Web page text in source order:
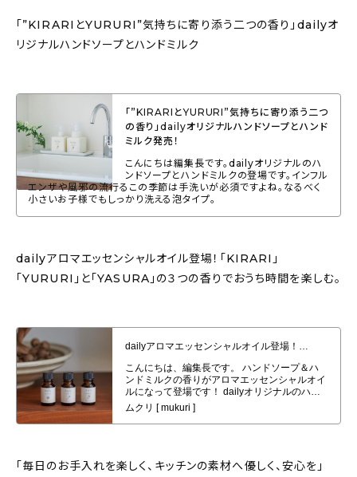
「”KIRARIとYURURI”気持ちに寄り添う二つの香り」dailyオ
リジナルハンドソープとハンドミルク
「”KIRARIとYURURI”気持ちに寄り添う二つ
の香り」dailyオリジナルハンドソープとハンド
ミルク発売！
こんにちは編集長です。dailyオリジナルのハ
ンドソープとハンドミルクの登場です。インフル
エンザや風邪の流行るこの季節は手洗いが必須ですよね。なるべく
小さいお子様でもしっかり洗える泡タイプ。
dailyアロマエッセンシャルオイル登場！「KIRARI」
「YURURI」と「YASURA」の３つの香りでおうち時間を楽しむ。
dailyアロマエッセンシャルオイル登場！「KIRARI」「YURURI」と
「YASURA」の３つの香りでおうち時間を楽しむ。
「毎日のお手入れを楽しく、キッチンの素材へ優しく、安心を」